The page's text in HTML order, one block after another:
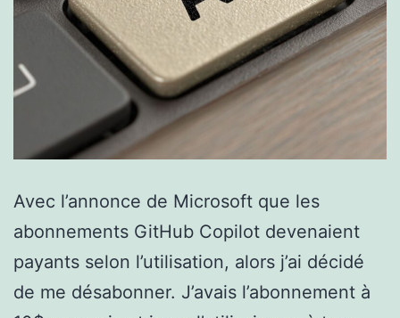
Avec l’annonce de Microsoft que les
abonnements GitHub Copilot devenaient
payants selon l’utilisation, alors j’ai décidé
de me désabonner. J’avais l’abonnement à